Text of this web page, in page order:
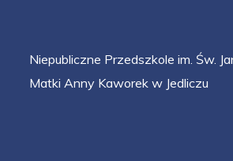
Niepubliczne Przedszkole im. Św.
Matki Anny Kaworek w Jedliczu